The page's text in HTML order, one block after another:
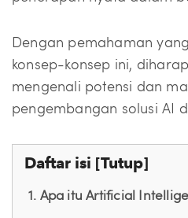
Dengan pemahaman
konsep-konsep ini,
mengenali potensi dan
pengembangan solusi AI
Daftar isi [ Tutup
1. Apa itu Artificial